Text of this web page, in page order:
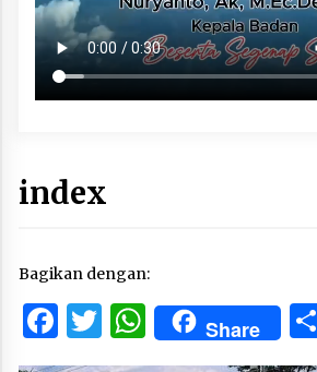
index
Bagikan dengan:
Facebook
Twitter
WhatsApp
Share